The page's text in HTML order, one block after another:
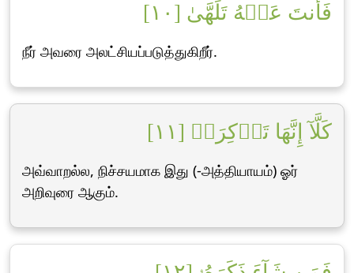
فَأَنتَ عَنۡهُ تَلَهَّىٰ [١٠]
நீர் அவரை அலட்சியப்படுத்துகிறீர்.
كَلَّآ إِنَّهَا تَذۡكِرَةٞ [١١]
அவ்வாறல்ல, நிச்சயமாக இது (-அத்தியாயம்) ஓர்
அறிவுரை ஆகும்.